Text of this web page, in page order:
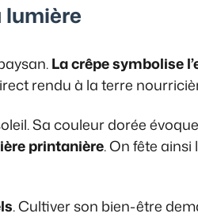
lumière
La crêpe symbolise
rendu à la terre
Sa couleur dorée
printanière. On fête
. Cultiver son bien-être